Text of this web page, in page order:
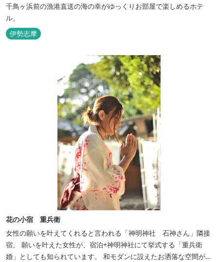
千鳥ヶ浜前の漁港直送の海の幸がゆっくりお部屋で楽しめるホテ
ル。
伊勢志摩
花の小宿 重兵衛
女性の願いを叶えてくれると言われる「神明神社 石神さん」隣接
宿。 願いを叶えた女性が、宿泊+神明神社にて挙式する「重兵衛
婚」としても知られています。 和モダンに設えたお洒落な空間が女